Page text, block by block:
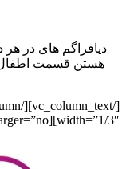
دیافراگم های در
هستن قسمت اطفال
width=”1/3″][vc_column_text text_larger=”no”]